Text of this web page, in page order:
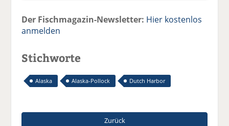
Der Fischmagazin-Newsletter: Hier kostenlos
anmelden
Stichworte
Alaska Alaska-Pollock Dutch Harbor
Zurück